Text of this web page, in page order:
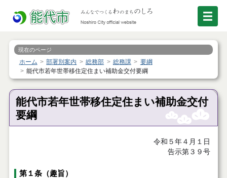
現在のページ
ホーム 部署別案内 総務部 総務課
要綱
能代市若年世帯移住定住まい補助金交付要綱
能代市若年世帯移住定住まい補助金交付
要綱
令和５年４月１日
告示第３９号
第１条（趣旨）